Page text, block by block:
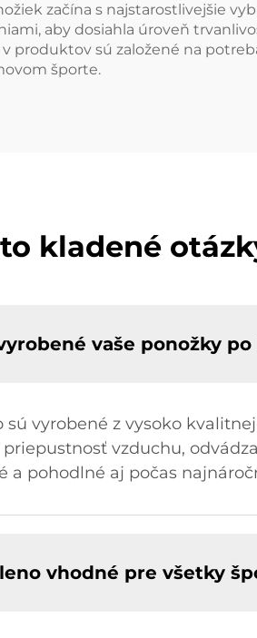
začína s najstarostlivejšie
aby dosiahla úroveň
produktov sú založené na
športe.
kladené
vaše ponožky po
sú vyrobené z vysoko
vzduchu,
a pohodlné aj počas
vhodné pre všetky